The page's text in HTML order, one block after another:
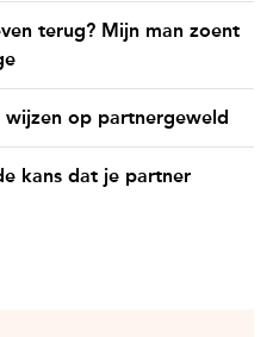
terug? Mijn man zoent
wijzen op partnergeweld
kans dat je partner